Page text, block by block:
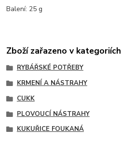
Balení: 25 g
Zboží zařazeno v kategoriích
RYBÁŘSKÉ POTŘEBY
KRMENÍ A NÁSTRAHY
CUKK
PLOVOUCÍ NÁSTRAHY
KUKUŘICE FOUKANÁ